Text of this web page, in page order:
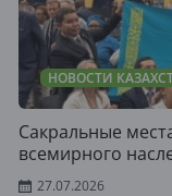
НОВОСТИ
Сакральные
всемирного
27.07.2026